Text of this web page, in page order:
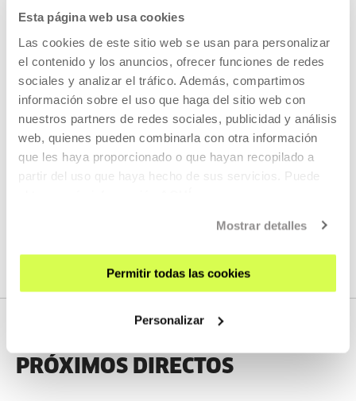
Esta página web usa cookies
Las cookies de este sitio web se usan para personalizar
el contenido y los anuncios, ofrecer funciones de redes
sociales y analizar el tráfico. Además, compartimos
información sobre el uso que haga del sitio web con
nuestros partners de redes sociales, publicidad y análisis
web, quienes pueden combinarla con otra información
que les haya proporcionado o que hayan recopilado a
partir del uso que haya hecho de sus servicios. Puede
Mostrar detalles
Permitir todas las cookies
Personalizar
KOOPERATIBA
DURACIÓN 00:06:49
Entrevista a Taxio Ardanaz
TAXIO ARDANAZ ES EU | ES | EN
PRÓXIMOS DIRECTOS